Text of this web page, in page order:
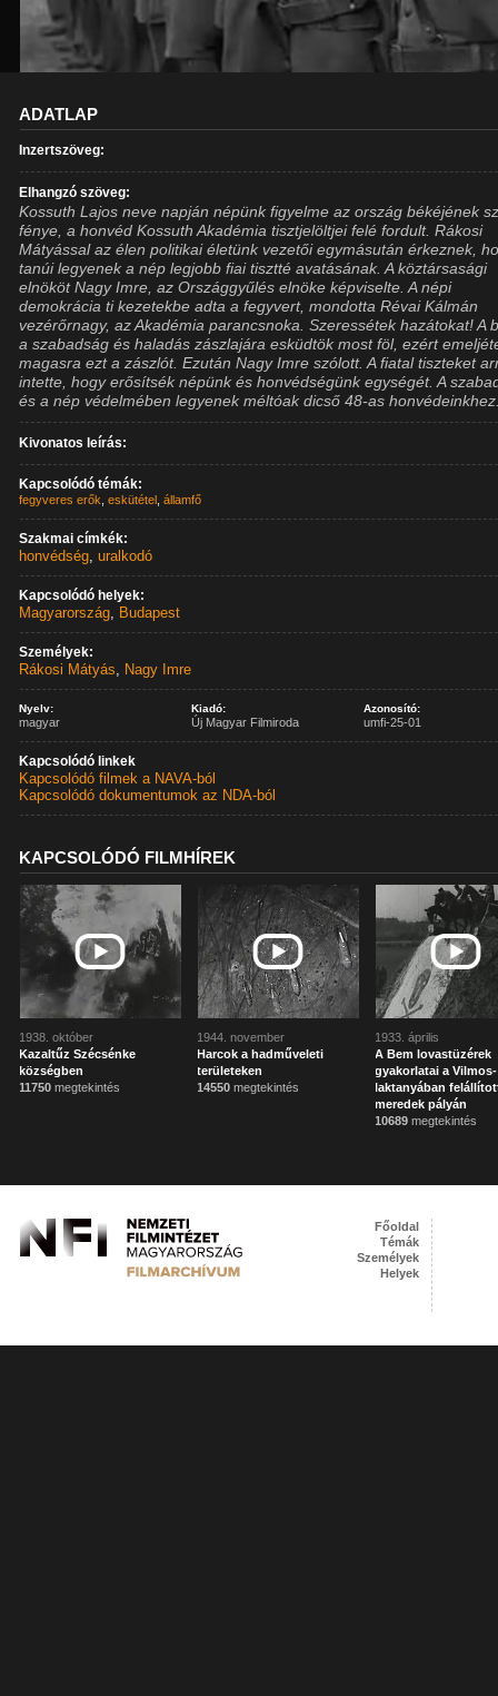
ADATLAP
Inzertszöveg:
Elhangzó szöveg:
Kossuth Lajos neve napján népünk figyelme az ország békéjének
fénye, a honvéd Kossuth Akadémia tisztjelöltjei felé fordult. Rákosi
Mátyással az élen politikai életünk vezetői egymásután érkeznek,
tanúi legyenek a nép legjobb fiai tisztté avatásának. A köztársasági
elnököt Nagy Imre, az Országgyűlés elnöke képviselte. A népi
demokrácia ti kezetekbe adta a fegyvert, mondotta Révai Kálmán
vezérőrnagy, az Akadémia parancsnoka. Szeressétek hazátokat! A
a szabadság és haladás zászlajára esküdtök most föl, ezért
magasra ezt a zászlót. Ezután Nagy Imre szólott. A fiatal tiszteket
intette, hogy erősítsék népünk és honvédségünk egységét. A
és a nép védelmében legyenek méltóak dicső 48-as
Kivonatos leírás:
Kapcsolódó témák:
fegyveres erők ,eskütétel ,államfő
Szakmai címkék:
honvédség,uralkodó
Kapcsolódó helyek:
Magyarország, Budapest
Személyek:
Rákosi Mátyás, Nagy Imre
Nyelv:
magyar
Kiadó:
Új Magyar Filmiroda
Azonosító:
umfi-25-01
Kapcsolódó linkek
Kapcsolódó filmek a NAVA-ból
Kapcsolódó dokumentumok az NDA-ból
KAPCSOLÓDÓ FILMHÍREK
1938. október
Kazaltűz Szécsénke
községben
11750 megtekintés
1944. november
Harcok a hadműveleti
területeken
14550 megtekintés
1933. április
A Bem lovastüzérek
gyakorlatai a Vilmos-
laktanyában
meredek pályán
10689 megtekintés
Főoldal
Témák
Személyek
Helyek